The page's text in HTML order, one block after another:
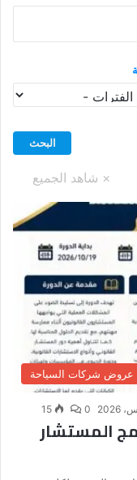
عروض شركات السياحة
0
15
المستشار